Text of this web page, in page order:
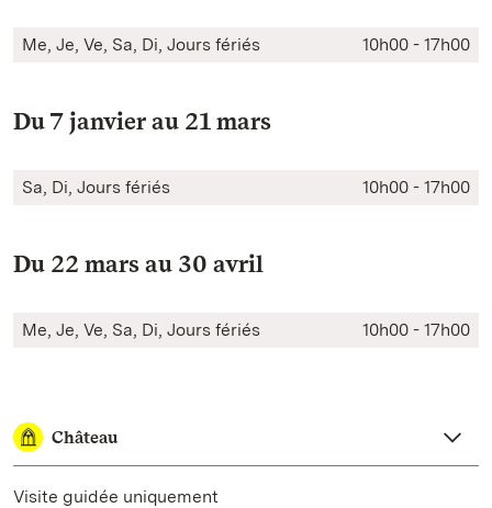
Me, Je, Ve, Sa, Di, Jours fériés 10h00 - 17h00
Du 7 janvier au 21 mars
Sa, Di, Jours fériés 10h00 - 17h00
Du 22 mars au 30 avril
Me, Je, Ve, Sa, Di, Jours fériés 10h00 - 17h00
Château
Visite guidée uniquement